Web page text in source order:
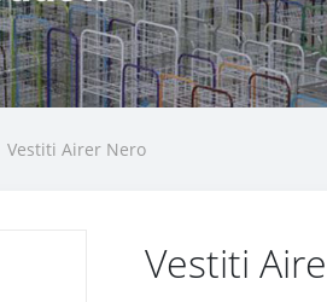
Vestiti Airer Nero
Vestiti